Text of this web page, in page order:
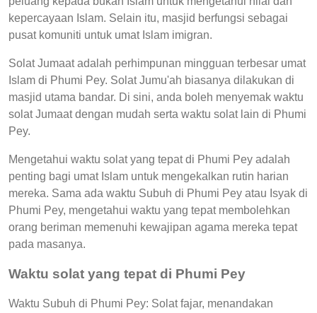
kepercayaan Islam. Selain itu, masjid berfungsi sebagai
pusat komuniti untuk umat Islam imigran.
Solat Jumaat adalah perhimpunan mingguan terbesar umat
Islam di Phumi Pey. Solat Jumu'ah biasanya dilakukan di
masjid utama bandar. Di sini, anda boleh menyemak waktu
solat Jumaat dengan mudah serta waktu solat lain di Phumi
Pey.
Mengetahui waktu solat yang tepat di Phumi Pey adalah
penting bagi umat Islam untuk mengekalkan rutin harian
mereka. Sama ada waktu Subuh di Phumi Pey atau Isyak di
Phumi Pey, mengetahui waktu yang tepat membolehkan
orang beriman memenuhi kewajipan agama mereka tepat
pada masanya.
Waktu solat yang tepat di Phumi Pey
Waktu Subuh di Phumi Pey: Solat fajar, menandakan